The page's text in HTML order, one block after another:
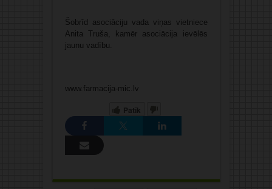
Šobrīd asociāciju vada viņas vietniece
Anita Truša, kamēr asociācija ievēlēs
jaunu vadību.
www.farmacija-mic.lv
Patīk